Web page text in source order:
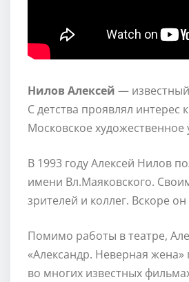
Нилов Алексей — известный
С детства проявлял интерес
Московское
В 1993 году Алексей Нилов
имени Вл.Маяковского.
зрителей и коллег. Вскоре
Помимо работы в театре,
«Александр. Неверная
во многих известных